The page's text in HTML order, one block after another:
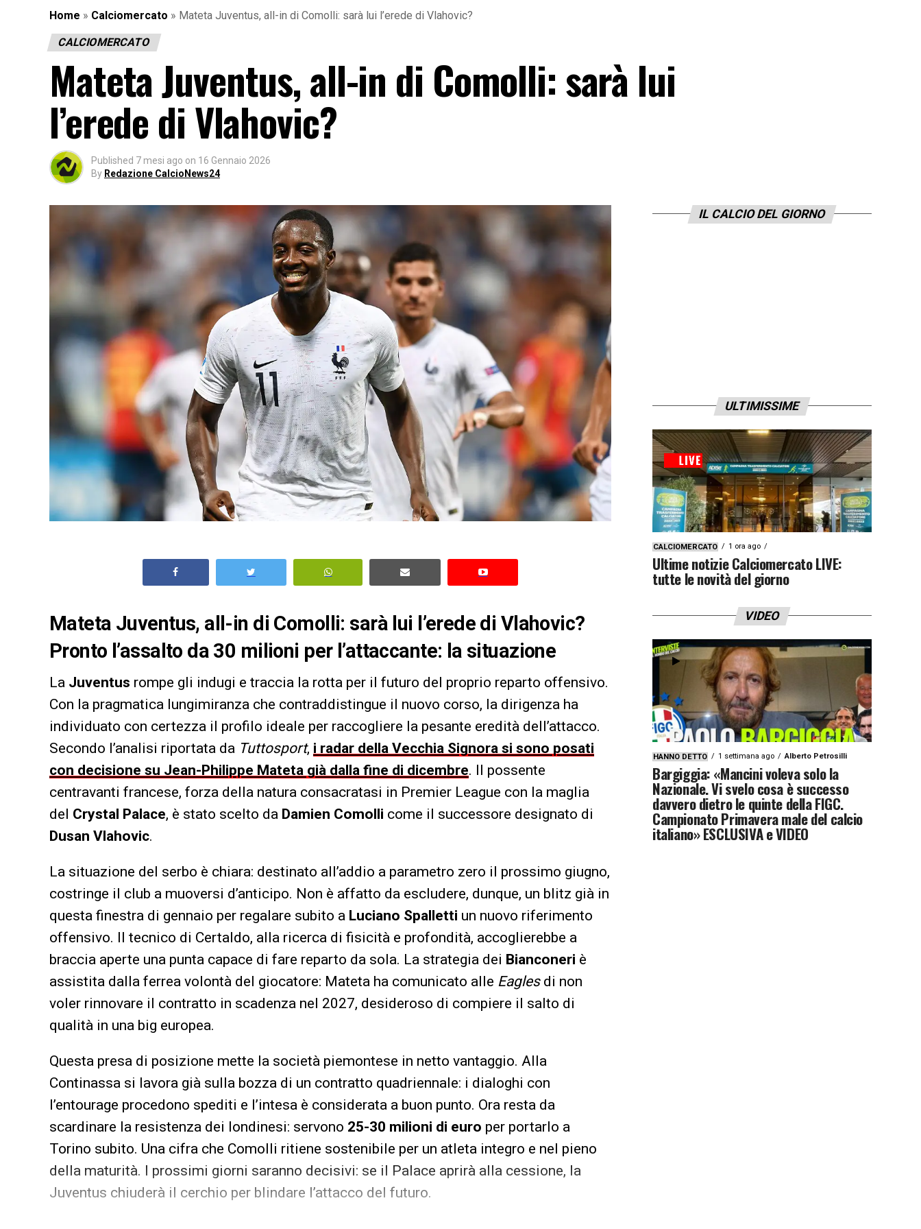
Home » Calciomercato » Mateta Juventus, all-in di Comolli: sarà lui l’erede di Vlahovic?
CALCIOMERCATO
Mateta Juventus, all-in di Comolli: sarà lui
l’erede di Vlahovic?
Published 7 mesi ago on 16 Gennaio 2026
By Redazione CalcioNews24
Mateta Juventus, all-in di Comolli: sarà lui l’erede di Vlahovic?
Pronto l’assalto da 30 milioni per l’attaccante: la situazione
La Juventus rompe gli indugi e traccia la rotta per il futuro del proprio reparto offensivo.
Con la pragmatica lungimiranza che contraddistingue il nuovo corso, la dirigenza ha
individuato con certezza il profilo ideale per raccogliere la pesante eredità dell’attacco.
Secondo l’analisi riportata da Tuttosport, i radar della Vecchia Signora si sono posati
con decisione su Jean-Philippe Mateta già dalla fine di dicembre. Il possente
centravanti francese, forza della natura consacratasi in Premier League con la maglia
del Crystal Palace, è stato scelto da Damien Comolli come il successore designato di
Dusan Vlahovic.
La situazione del serbo è chiara: destinato all’addio a parametro zero il prossimo giugno,
costringe il club a muoversi d’anticipo. Non è affatto da escludere, dunque, un blitz già in
questa finestra di gennaio per regalare subito a Luciano Spalletti un nuovo riferimento
offensivo. Il tecnico di Certaldo, alla ricerca di fisicità e profondità, accoglierebbe a
braccia aperte una punta capace di fare reparto da sola. La strategia dei Bianconeri è
assistita dalla ferrea volontà del giocatore: Mateta ha comunicato alle Eaglesdi non
voler rinnovare il contratto in scadenza nel 2027, desideroso di compiere il salto di
qualità in una big europea.
Questa presa di posizione mette la società piemontese in netto vantaggio. Alla
Continassa si lavora già sulla bozza di un contratto quadriennale: i dialoghi con
l’entourage procedono spediti e l’intesa è considerata a buon punto. Ora resta da
scardinare la resistenza dei londinesi: servono 25-30 milioni di euro per portarlo a
Torino subito. Una cifra che Comolli ritiene sostenibile per un atleta integro e nel pieno
della maturità. I prossimi giorni saranno decisivi: se il Palace aprirà alla cessione, la
Juventus chiuderà il cerchio per blindare l’attacco del futuro.
IL CALCIO DEL GIORNO
ULTIMISSIME
CALCIOMERCATO 1 ora ago
Ultime notizie Calciomercato LIVE:
tutte le novità del giorno
VIDEO
HANNO DETTO 1 settimana ago Alberto Petrosilli
Bargiggia: «Mancini voleva solo la
Nazionale. Vi svelo cosa è successo
davvero dietro le quinte della FIGC.
Campionato Primavera male del calcio
italiano» ESCLUSIVA e VIDEO